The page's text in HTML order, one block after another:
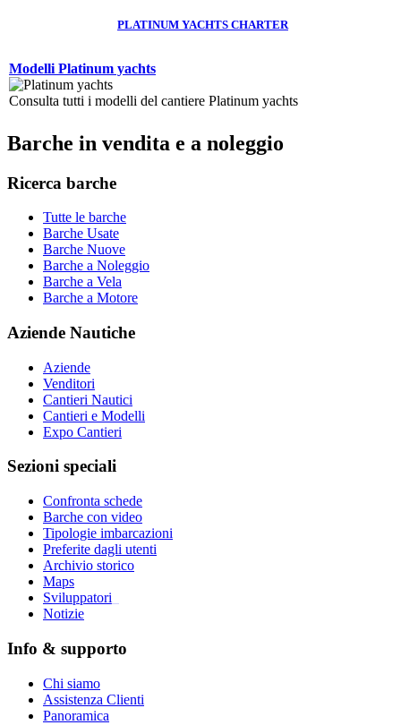
PLATINUM YACHTS CHARTER
Modelli Platinum yachts
Consulta tutti i modelli del cantiere Platinum yachts
Barche in vendita e a noleggio
Ricerca barche
Tutte le barche
Barche Usate
Barche Nuove
Barche a Noleggio
Barche a Vela
Barche a Motore
Aziende Nautiche
Aziende
Venditori
Cantieri Nautici
Cantieri e Modelli
Expo Cantieri
Sezioni speciali
Confronta schede
Barche con video
Tipologie imbarcazioni
Preferite dagli utenti
Archivio storico
Maps
Sviluppatori
Notizie
Info & supporto
Chi siamo
Assistenza Clienti
Panoramica